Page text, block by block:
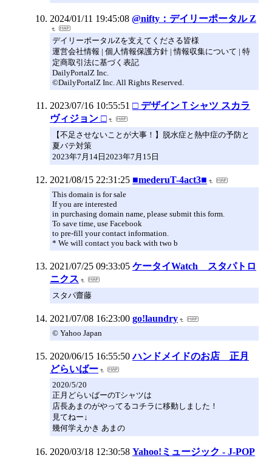
2024/01/11 19:45:08 @nifty：デイリーポータル Z
デイリーポータルZを支えてくださる皆様
運営会社情報 | 個人情報保護方針 | 情報収集について | 特
定商取引法に基づく表記
DailyPortalZ Inc.
©DailyPortalZ Inc. All Rights Reserved.
2023/07/16 10:55:51 □ デザインＴシャツ スカラ
ヴィジョン □
【不足させないことが大事！】脱水症と熱中症の予防と
夏バテ対策
2023年7月14日2023年7月15日
2021/08/15 22:31:25 ■mederuT-4act3■
This domain is for sale
If you are interested
in purchasing domain name, please submit this form.
To save time, use Facebook
to pre-fill your contact information.
* We will contact you back with two b
2021/07/25 09:33:05 ケータイWatch スタパトロ
ニクス
スタパ齋藤
2021/07/08 16:23:00 go!laundry
© Yahoo Japan
2020/06/15 16:55:50 ハンドメイドのお店 正月
どらいばー
2020/5/20
正月どらいばーのTシャツは
店長あまのがやってるコチラに移動しました！
見てねー↓
幾何学えかき あまの
2020/03/18 12:30:58 Yahoo!ミュージック - J-POP